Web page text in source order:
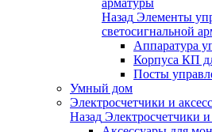
арматуры
Назад Элементы
светосигнальной
Аппаратура
Корпуса КП
Посты
Умный дом
Электросчетчики и
Назад Электросчетчики